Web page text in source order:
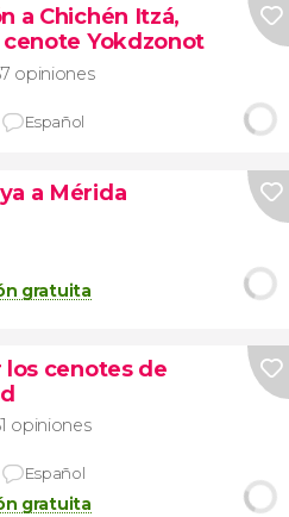
a Chichén Itzá,
cenote Yokdzonot
opiniones
Español
a Mérida
gratuita
los cenotes de
opiniones
Español
gratuita